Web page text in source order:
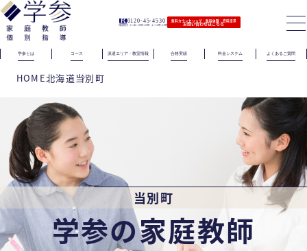
0120-45-4530
（電話受付）火〜金｜11時〜21時 土｜11時〜19時
無料カウンセリング｜無料体験｜資料請求
お問い合わせはこちら
学参とは コース 派遣エリア・教室情報 合格実績 料金システム よくあるご質問
HOME北海道当別町
当別町
学参の家庭教師